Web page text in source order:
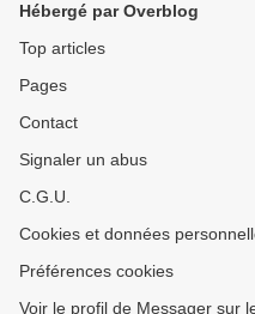
Hébergé par Overblog
Top articles
Pages
Contact
Signaler un abus
C.G.U.
Cookies et données
Préférences cookies
Voir le profil de Messager sur